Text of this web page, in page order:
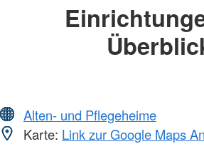
Alten- und Pflegeheime
Karte: Link zur Google Maps